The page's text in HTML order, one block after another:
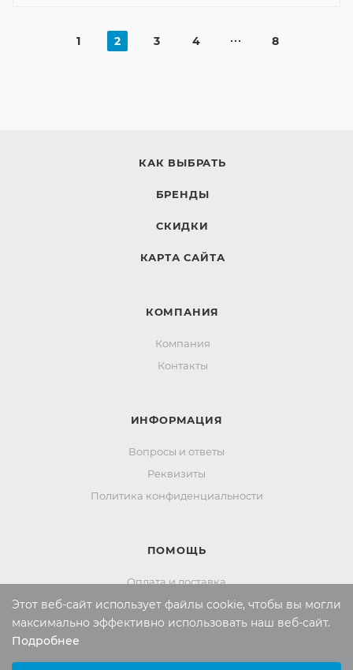
1 2 3 4 8
КАК ВЫБРАТЬ
БРЕНДЫ
СКИДКИ
КАРТА САЙТА
КОМПАНИЯ
Компания
Контакты
ИНФОРМАЦИЯ
Вопросы и ответы
Реквизиты
Политика конфиденциальности
ПОМОЩЬ
Оплата и доставка
Обмен и возврат
Россия:8 (800) 101-38-97
Этот веб-сайт использует файлы cookie, чтобы вы могли
максимально эффективно использовать наш веб-сайт.
Подробнее